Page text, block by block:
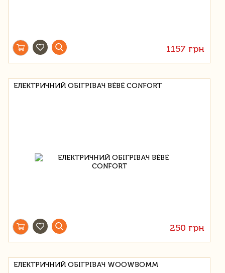
1157 грн
ЕЛЕКТРИЧНИЙ ОБІГРІВАЧ BÉBÉ CONFORT
250 грн
ЕЛЕКТРИЧНИЙ ОБІГРІВАЧ WOOWBOMM